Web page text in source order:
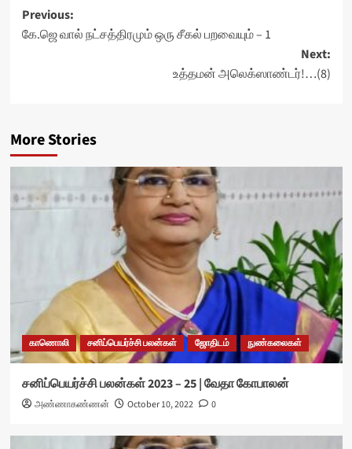
Post
navigation
Previous:
கே.ஜெ வால் நட்சத்திரமும் ஒரு சீகல் பறவையும் – 1
Next:
உத்தமன் அலெக்ஸாண்டர்!…(8)
More Stories
காணொலி சனிப்பெயர்ச்சி பலன்கள் ஜோதிடம் நுண்கலைகள்
சனிப்பெயர்ச்சி பலன்கள் 2023 – 25 | வேதா கோபாலன்
அண்ணாகண்ணன் October 10, 2022 0